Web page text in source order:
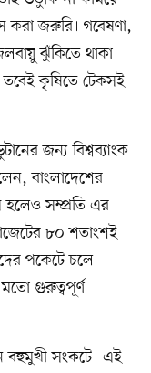
করা জরুরি। গবেষণা,
ঝুঁকিতে থাকা
তবেই কৃষিতে টেকসই
জন্য বিশ্বব্যাংক
বাংলাদেশের
হলেও সম্প্রতি এর
৮০ শতাংশই
পকেটে চলে
গুরুত্বপূর্ণ
বহুমুখী সংকটে। এই